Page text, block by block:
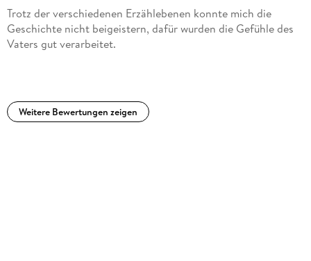
Trotz der verschiedenen Erzählebenen konnte mich die
Geschichte nicht beigeistern, dafür wurden die Gefühle des
Vaters gut verarbeitet.
Weitere Bewertungen zeigen